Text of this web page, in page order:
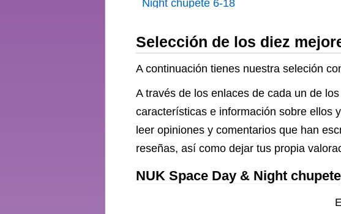
Night chupete 6-18
de los bebés
corazón Brilla en la
oscuridad Estrellas 4
unidades
Selección de los diez
A continuación tienes nuestra seleción
A través de los enlaces de cada un de
características e información sobre ellos
leer opiniones y comentarios que han
reseñas, así como dejar tus propia
NUK Space Day & Night